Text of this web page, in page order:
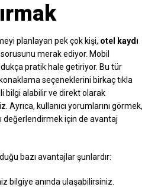
planlayan pek çok kişi, otel kaydı
sorusunu merak ediyor. Mobil
pratik hale getiriyor. Bu tür
seçeneklerini birkaç tıkla
bilgi alabilir ve direkt olarak
kullanıcı yorumlarını görmek,
değerlendirmek için de avantaj
bazı avantajlar şunlardır:
bilgiye anında ulaşabilirsiniz.